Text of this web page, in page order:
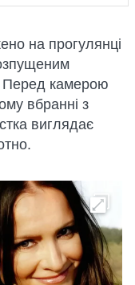
на прогулянці
Перед камерою
вбранні з
виглядає